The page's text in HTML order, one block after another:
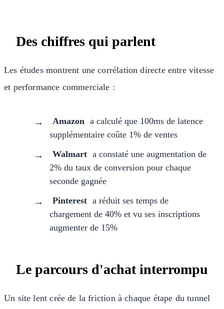
Des chiffres qui parlent
Les études montrent une corrélation directe entre vitesse
et performance commerciale :
Amazon a calculé que 100ms de latence
supplémentaire coûte 1% de ventes
Walmart a constaté une augmentation de
2% du taux de conversion pour chaque
seconde gagnée
Pinterest a réduit ses temps de
chargement de 40% et vu ses inscriptions
augmenter de 15%
Le parcours d'achat interrompu
Un site lent crée de la friction à chaque étape du tunnel